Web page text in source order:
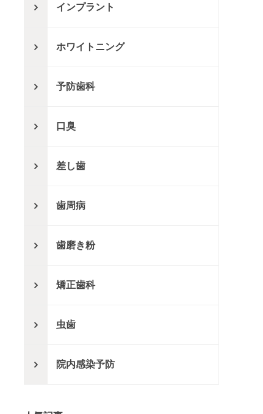
インプラント
ホワイトニング
予防歯科
口臭
差し歯
歯周病
歯磨き粉
矯正歯科
虫歯
院内感染予防